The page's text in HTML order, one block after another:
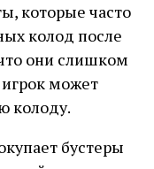
которые часто
колод после
они слишком
может
колоду.
бустеры